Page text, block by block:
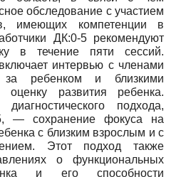
обследование с участием
имеющих компетенции в
ДК:0-5 рекомендуют
в течение пяти сессий.
интервью с членами
за ребенком и близкими
развития ребенка.
подхода,
— сохранение фокуса на
с близким взрослым и с
Этот подход также
о функциональных
и его способности